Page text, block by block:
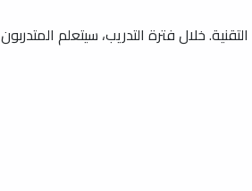
خلال فترة التدريب، سيتعلم المتدربون